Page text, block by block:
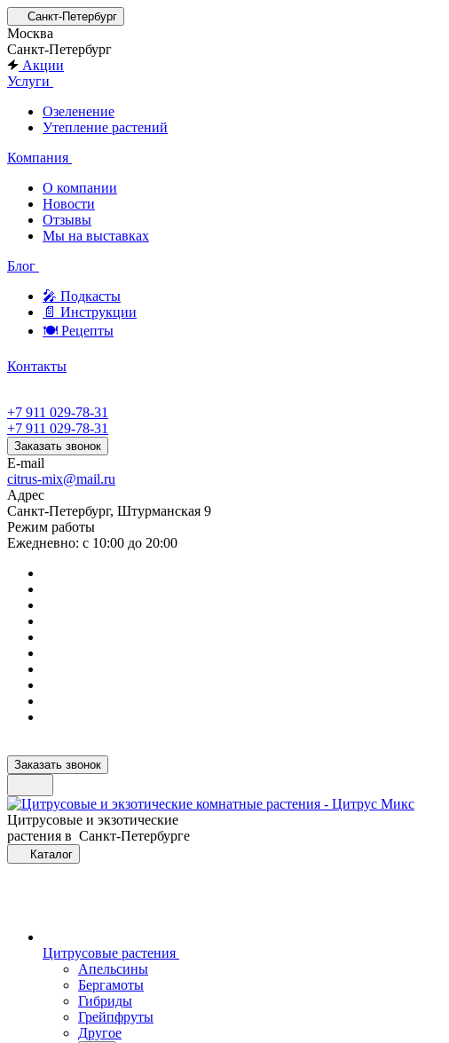
Санкт-Петербург
Москва
Санкт-Петербург
Акции
Услуги
Озеленение
Утепление растений
Компания
О компании
Новости
Отзывы
Мы на выставках
Блог
🎤︎︎ Подкасты
📄 Инструкции
🍽 Рецепты
Контакты
+7 911 029-78-31
+7 911 029-78-31
Заказать звонок
E-mail
citrus-mix@mail.ru
Адрес
Санкт-Петербург, Штурманская 9
Режим работы
Ежедневно: с 10:00 до 20:00
Заказать звонок
Цитрусовые и экзотические
растения в Санкт-Петербурге
Каталог
Цитрусовые растения
Апельсины
Бергамоты
Гибриды
Грейпфруты
Другое